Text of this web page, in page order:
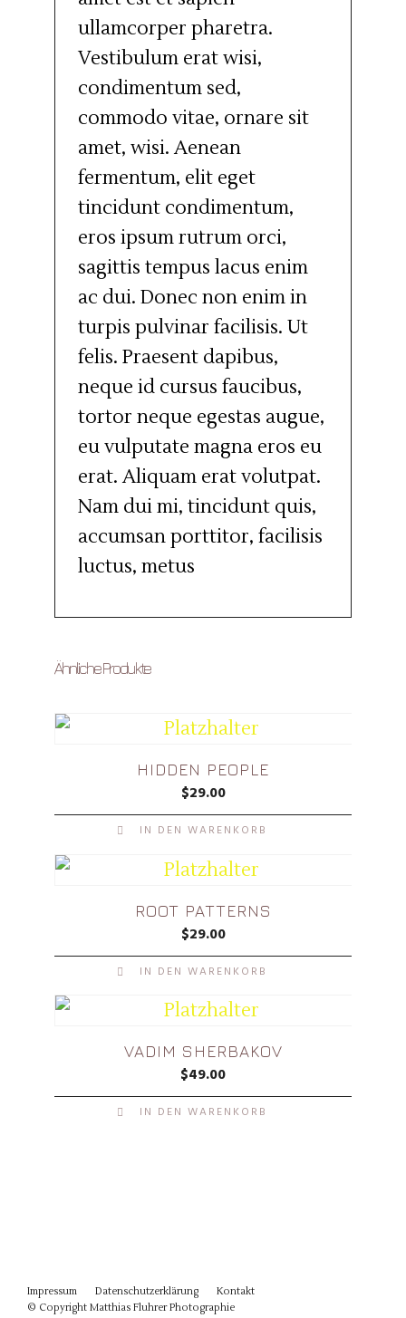
ullamcorper pharetra.
Vestibulum erat wisi,
condimentum sed,
commodo vitae, ornare sit
amet, wisi. Aenean
fermentum, elit eget
tincidunt condimentum,
eros ipsum rutrum orci,
sagittis tempus lacus enim
ac dui. Donec non enim in
turpis pulvinar facilisis. Ut
felis. Praesent dapibus,
neque id cursus faucibus,
tortor neque egestas augue,
eu vulputate magna eros eu
erat. Aliquam erat volutpat.
Nam dui mi, tincidunt quis,
accumsan porttitor, facilisis
luctus, metus
Ähnliche Produkte
HIDDEN PEOPLE
$29.00
IN DEN WARENKORB
ROOT PATTERNS
$29.00
IN DEN WARENKORB
VADIM SHERBAKOV
$49.00
IN DEN WARENKORB
Impressum Datenschutzerklärung
Kontakt
© Copyright Matthias Fluhrer Photographie